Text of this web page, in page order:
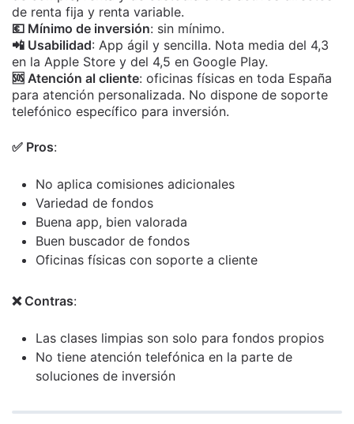
de renta fija y renta variable.
💶 Mínimo de inversión: sin mínimo.
📲 Usabilidad: App ágil y sencilla. Nota media del 4,3
en la Apple Store y del 4,5 en Google Play.
🆘 Atención al cliente: oficinas físicas en toda España
para atención personalizada. No dispone de soporte
telefónico específico para inversión.
✅ Pros:
No aplica comisiones adicionales
Variedad de fondos
Buena app, bien valorada
Buen buscador de fondos
Oficinas físicas con soporte a cliente
❌ Contras:
Las clases limpias son solo para fondos propios
No tiene atención telefónica en la parte de
soluciones de inversión